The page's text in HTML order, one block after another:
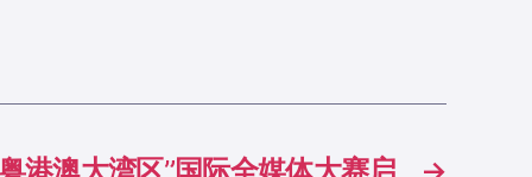
→
港澳大湾区”国际全媒体大赛启